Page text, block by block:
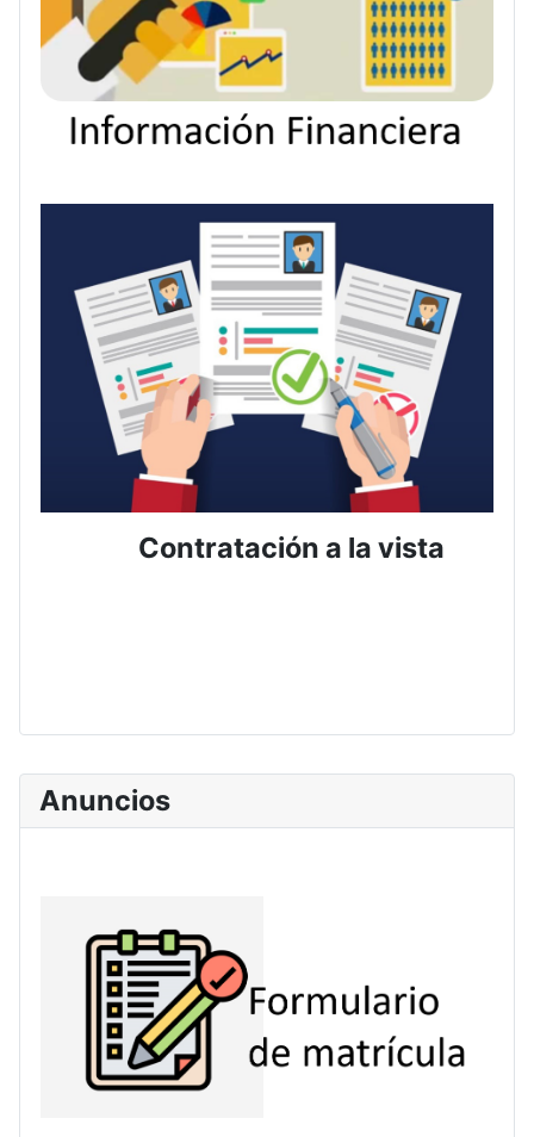
Anuncios
Contratación a la vista